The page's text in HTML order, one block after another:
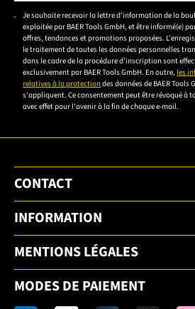
Veuillez saisir une adresse e-mail
Je souhaite recevoir la lettre d'information de la
exploitée par BAER Tools GmbH, et être informé(e)
offres, tendances et promotions proposées.
le traitement de toutes les données personnelles
dans le cadre de la procédure d'inscription sont
exclusivement par BAER Tools GmbH. En outre, les
relatives à la protectiondes données de BAER Tools
s'appliquent. Ce consentement peut être révoqué à
avec effet pour l'avenir à la fin de chaque e-mail.
CONTACT
INFORMATION
MENTIONS LÉGALES
MODES DE PAIEMENT